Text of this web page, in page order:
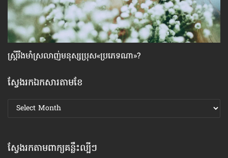
ស្ដ្រីរឹងមាំស្រលាញ់មនុស្សប្រុស«ប្រភេទណា»?
ស្វែងរកឯកសារតាមខែ
ស្វែងរក
ឯកសារ
ស្វែងរកតាមពាក្យគន្លឹះល្បីៗ